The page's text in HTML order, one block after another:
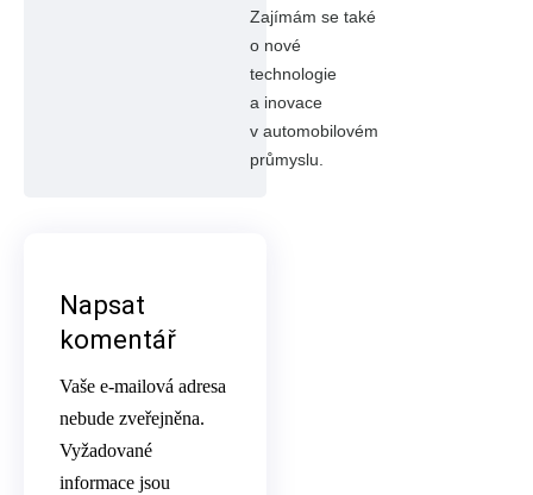
Zajímám se také
o nové
technologie
a inovace
v automobilovém
průmyslu.
Napsat
komentář
Vaše e-mailová adresa
nebude zveřejněna.
Vyžadované
informace jsou